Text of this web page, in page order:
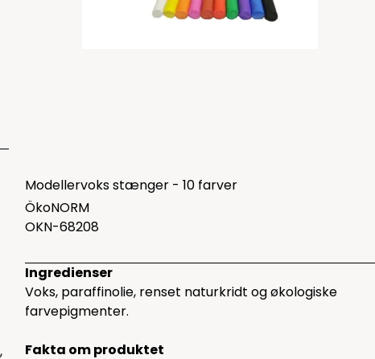
Modellervoks stænger - 10 farver
ÖkoNORM
OKN-68208
Ingredienser
Voks, paraffinolie, renset naturkridt og økologiske
farvepigmenter.
Fakta om produktet